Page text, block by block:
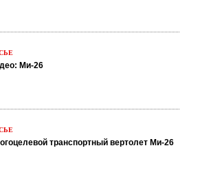
Ми-26
транспортный вертолет Ми-26